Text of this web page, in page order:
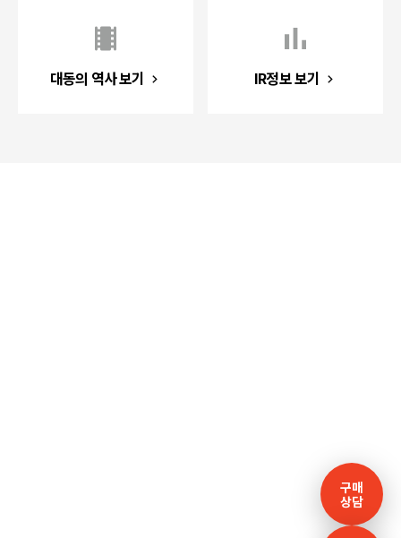
대동의 역사 보기 IR정보 보기
구매
상담